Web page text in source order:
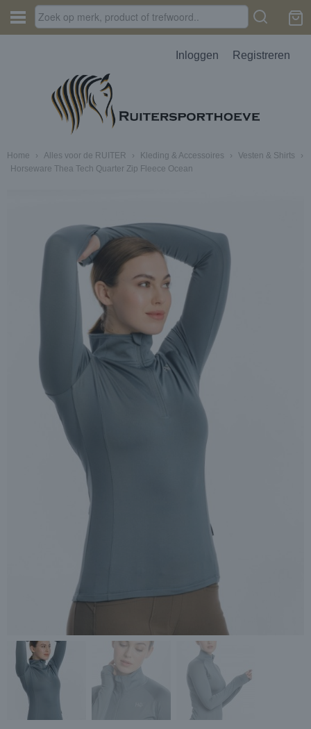
Inloggen Registreren
Home › Alles voor de RUITER › Kleding & Accessoires › Vesten & Shirts
›
Horseware Thea Tech Quarter Zip Fleece Ocean